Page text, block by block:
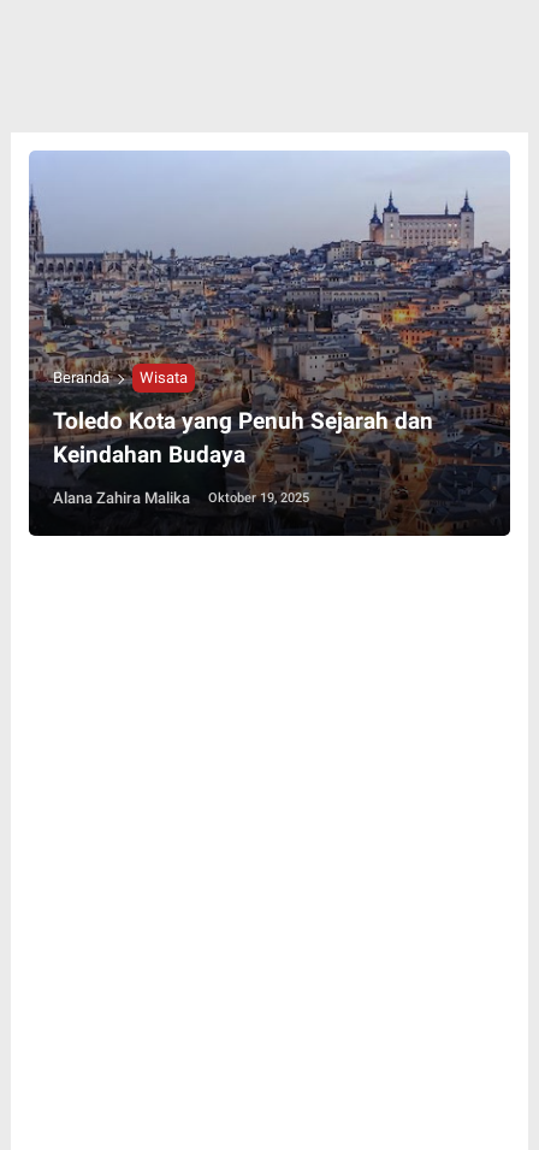
Beranda Wisata
Toledo Kota yang Penuh Sejarah dan
Keindahan Budaya
Alana Zahira Malika Oktober 19, 2025